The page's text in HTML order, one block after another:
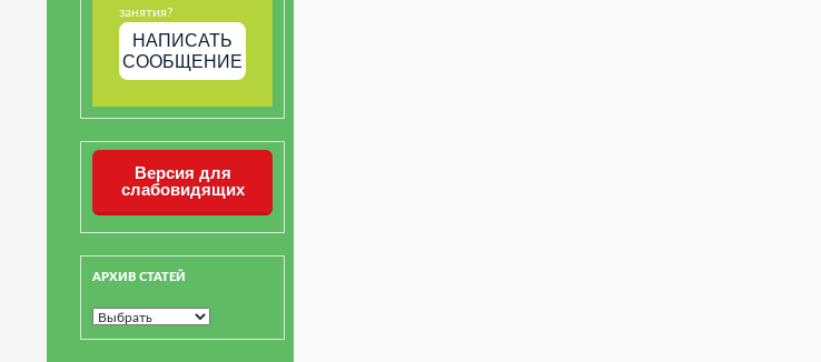
занятия?
НАПИСАТЬ
СООБЩЕНИЕ
Версия для
слабовидящих
АРХИВ СТАТЕЙ